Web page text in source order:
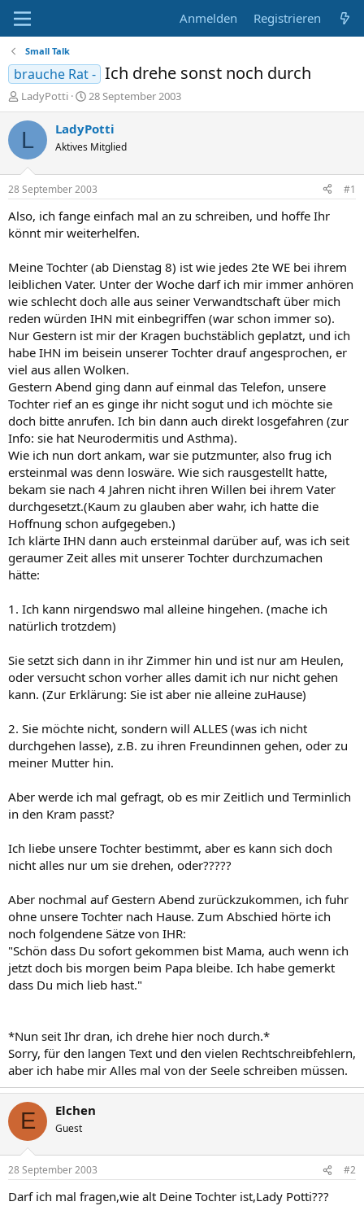
Anmelden Registrieren
Small Talk
brauche Rat - Ich drehe sonst noch durch
E
r
s
e
r
LadyPotti
E
r
s
e
l
t
a
m
28 September 2003
L LadyPotti
Aktives Mitglied
28 September 2003 #1
Also, ich fange einfach mal an zu schreiben, und hoffe Ihr
könnt mir weiterhelfen.
Meine Tochter (ab Dienstag 8) ist wie jedes 2te WE bei ihrem
leiblichen Vater. Unter der Woche darf ich mir immer anhören
wie schlecht doch alle aus seiner Verwandtschaft über mich
reden würden IHN mit einbegriffen (war schon immer so).
Nur Gestern ist mir der Kragen buchstäblich geplatzt, und ich
habe IHN im beisein unserer Tochter drauf angesprochen, er
viel aus allen Wolken.
Gestern Abend ging dann auf einmal das Telefon, unsere
Tochter rief an es ginge ihr nicht sogut und ich möchte sie
doch bitte anrufen. Ich bin dann auch direkt losgefahren (zur
Info: sie hat Neurodermitis und Asthma).
Wie ich nun dort ankam, war sie putzmunter, also frug ich
ersteinmal was denn loswäre. Wie sich rausgestellt hatte,
bekam sie nach 4 Jahren nicht ihren Willen bei ihrem Vater
durchgesetzt.(Kaum zu glauben aber wahr, ich hatte die
Hoffnung schon aufgegeben.)
Ich klärte IHN dann auch ersteinmal darüber auf, was ich seit
geraumer Zeit alles mit unserer Tochter durchzumachen
hätte:
1. Ich kann nirgendswo mal alleine hingehen. (mache ich
natürlich trotzdem)
Sie setzt sich dann in ihr Zimmer hin und ist nur am Heulen,
oder versucht schon vorher alles damit ich nur nicht gehen
kann. (Zur Erklärung: Sie ist aber nie alleine zuHause)
2. Sie möchte nicht, sondern will ALLES (was ich nicht
durchgehen lasse), z.B. zu ihren Freundinnen gehen, oder zu
meiner Mutter hin.
Aber werde ich mal gefragt, ob es mir Zeitlich und Terminlich
in den Kram passt?
Ich liebe unsere Tochter bestimmt, aber es kann sich doch
nicht alles nur um sie drehen, oder?????
Aber nochmal auf Gestern Abend zurückzukommen, ich fuhr
ohne unsere Tochter nach Hause. Zum Abschied hörte ich
noch folgendene Sätze von IHR:
"Schön dass Du sofort gekommen bist Mama, auch wenn ich
jetzt doch bis morgen beim Papa bleibe. Ich habe gemerkt
dass Du mich lieb hast."
*Nun seit Ihr dran, ich drehe hier noch durch.*
Sorry, für den langen Text und den vielen Rechtschreibfehlern,
aber ich habe mir Alles mal von der Seele schreiben müssen.
E Elchen
Guest
28 September 2003 #2
Darf ich mal fragen,wie alt Deine Tochter ist,Lady Potti???